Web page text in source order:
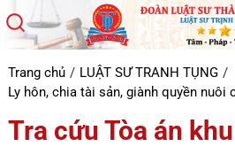
Trang chủ
LUẬT SƯ TRANH TỤNG
Ly hôn, chia tài sản, giành quyền nuôi
Tra cứu Tòa án